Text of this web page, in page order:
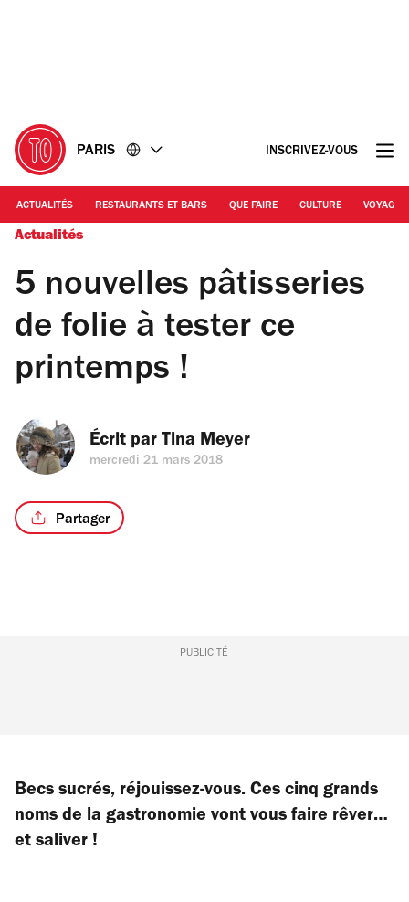
PARIS INSCRIVEZ-VOUS
ACTUALITÉS RESTAURANTS ET BARS QUE FAIRE CULTURE VOYAGE
Actualités
5 nouvelles pâtisseries
de folie à tester ce
printemps !
Écrit par Tina Meyer
mercredi 21 mars 2018
Partager
PUBLICITÉ
Becs sucrés, réjouissez-vous. Ces cinq grands
noms de la gastronomie vont vous faire rêver…
et saliver !